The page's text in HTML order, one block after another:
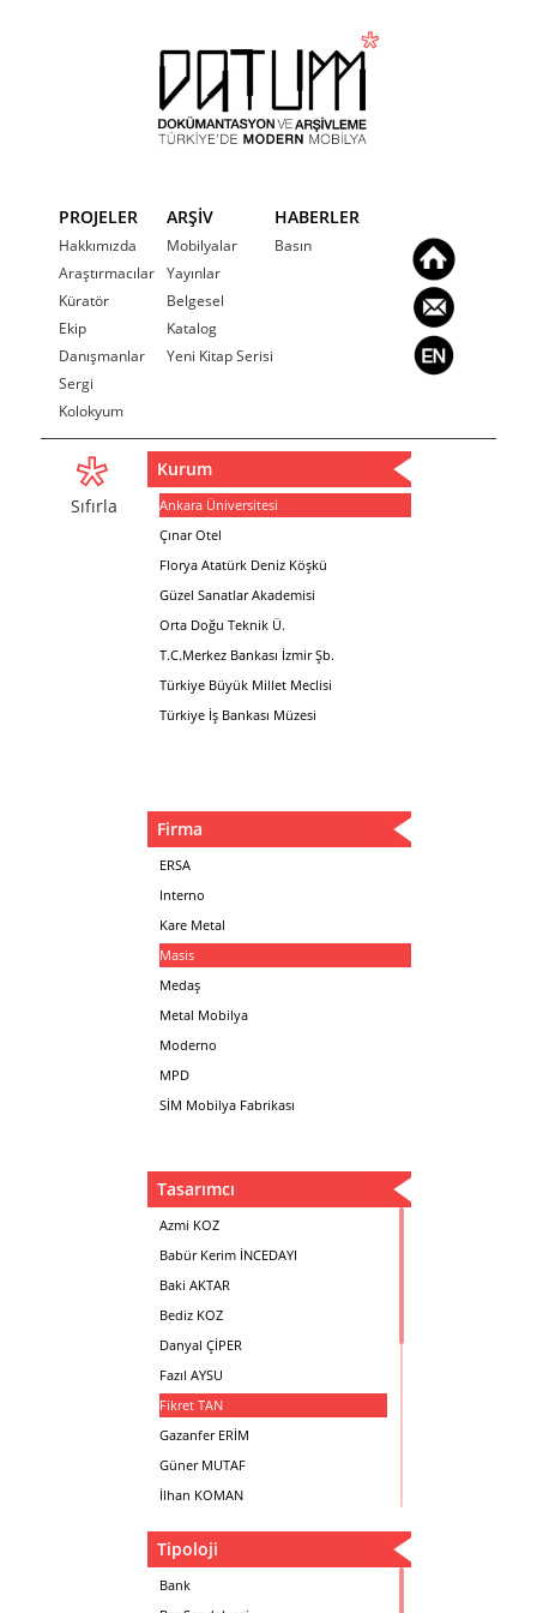
PROJELER
Hakkımızda
Araştırmacılar
Küratör
Ekip
Danışmanlar
Sergi
Kolokyum
ARŞİV
Mobilyalar
Yayınlar
Belgesel
Katalog
Yeni Kitap Serisi
HABERLER
Basın
Sıfırla
Kurum
Ankara Üniversitesi
Çınar Otel
Florya Atatürk Deniz Köşkü
Güzel Sanatlar Akademisi
Orta Doğu Teknik Ü.
T.C.Merkez Bankası İzmir Şb.
Türkiye Büyük Millet Meclisi
Türkiye İş Bankası Müzesi
Firma
ERSA
Interno
Kare Metal
Masis
Medaş
Metal Mobilya
Moderno
MPD
SİM Mobilya Fabrikası
Tasarımcı
Azmi KOZ
Babür Kerim İNCEDAYI
Baki AKTAR
Bediz KOZ
Danyal ÇİPER
Fazıl AYSU
Fikret TAN
Gazanfer ERİM
Güner MUTAF
İlhan KOMAN
Metin Atabey ATA
Minas BOYACIYAN
Tipoloji
Bank